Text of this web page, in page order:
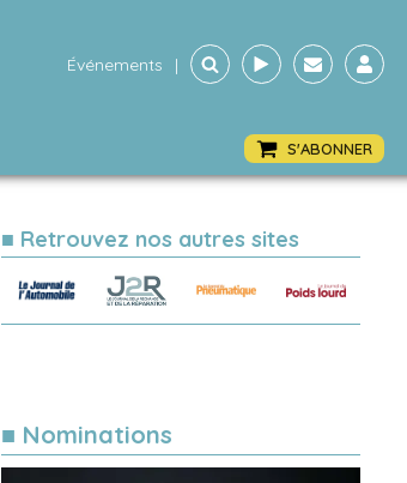
Événements |
S'ABONNER
■ Retrouvez nos autres sites
■ Nominations